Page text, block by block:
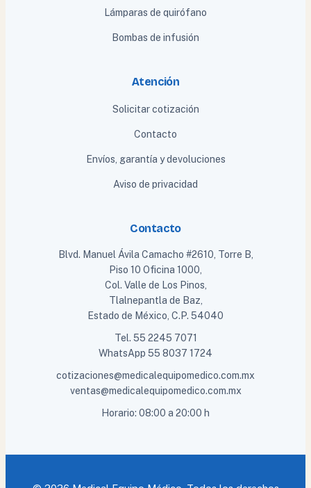
Lámparas de quirófano
Bombas de infusión
Atención
Solicitar cotización
Contacto
Envíos, garantía y devoluciones
Aviso de privacidad
Contacto
Blvd. Manuel Ávila Camacho #2610, Torre B,
Piso 10 Oficina 1000,
Col. Valle de Los Pinos,
Tlalnepantla de Baz,
Estado de México, C.P. 54040
Tel. 55 2245 7071
WhatsApp 55 8037 1724
cotizaciones@medicalequipomedico.com.mx
ventas@medicalequipomedico.com.mx
Horario: 08:00 a 20:00 h